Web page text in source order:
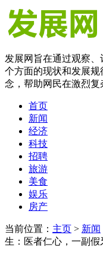
发展网旨在通过观察
个方面的现状和发展
念，帮助网民在激烈复
首页
新闻
经济
科技
招聘
旅游
美食
娱乐
房产
当前位置： 主页 > 新闻
生：医者仁心，一副假